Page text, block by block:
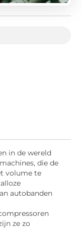
in de wereld
die de
volume te
autobanden
ze zo